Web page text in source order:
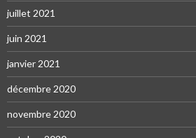
juillet 2021
juin 2021
janvier 2021
décembre 2020
novembre 2020